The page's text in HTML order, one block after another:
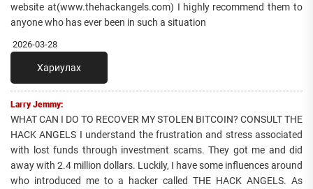
website at(www.thehackangels.com) I highly recommend them to
anyone who has ever been in such a situation
2026-03-28
Хариулах
Larry Jemmy:
WHAT CAN I DO TO RECOVER MY STOLEN BITCOIN? CONSULT THE
HACK ANGELS I understand the frustration and stress associated
with lost funds through investment scams. They got me and did
away with 2.4 million dollars. Luckily, I have some influences around
who introduced me to a hacker called THE HACK ANGELS. As